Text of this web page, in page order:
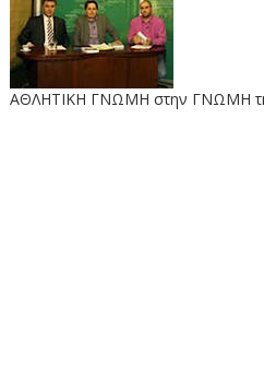
ΑΘΛΗΤΙΚΗ ΓΝΩΜΗ στην ΓΝΩΜΗ